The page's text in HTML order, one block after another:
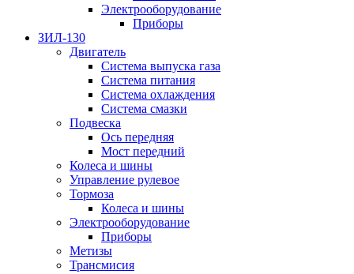
Электрооборудование
Приборы
ЗИЛ-130
Двигатель
Система выпуска газа
Система питания
Система охлаждения
Система смазки
Подвеска
Ось передняя
Мост передний
Колеса и шины
Управление рулевое
Тормоза
Колеса и шины
Электрооборудование
Приборы
Метизы
Трансмисия